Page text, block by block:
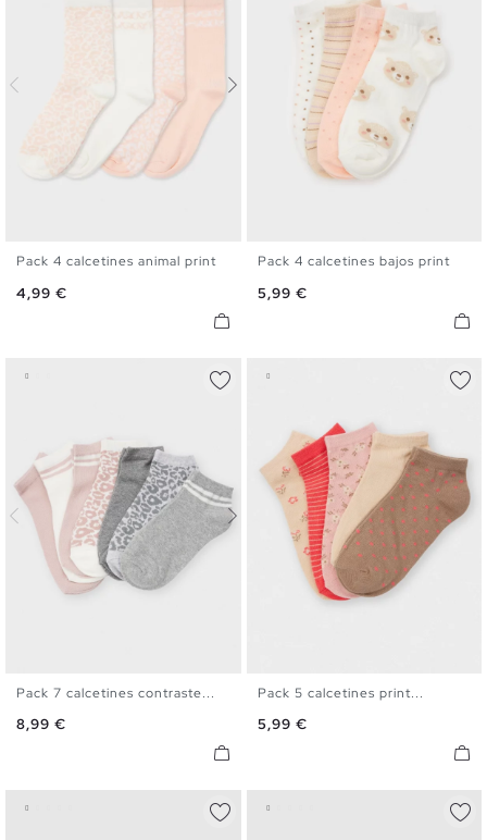
Pack 4 calcetines animal print
Precio
4,99 €
Pack 4 calcetines bajos print
Precio
5,99 €
U
Pack 7 calcetines contraste...
Precio
8,99 €
U
Pack 5 calcetines print...
Precio
5,99 €